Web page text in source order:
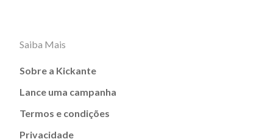
Saiba Mais
Sobre a Kickante
Lance uma campanha
Termos e condições
Privacidade